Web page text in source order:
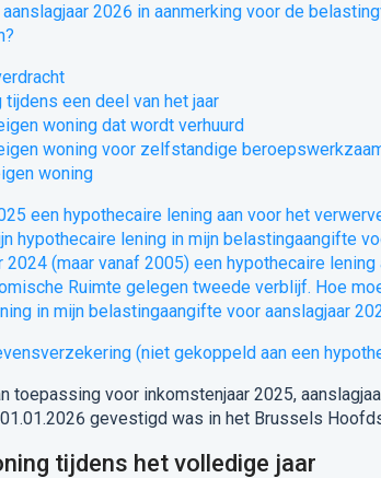
2026 in aanmerking voor de
tijdens een deel van het jaar
woning dat wordt verhuurd
woning voor zelfstandige
woning
een hypothecaire lening aan voor het
hypothecaire lening in mijn belastingaangifte
2024 (maar vanaf 2005) een hypothecaire
Ruimte gelegen tweede verblijf. Hoe
in mijn belastingaangifte voor aanslagjaar
(niet gekoppeld aan een
toepassing voor inkomstenjaar 2025,
gevestigd was in het Brussels
tijdens het volledige jaar